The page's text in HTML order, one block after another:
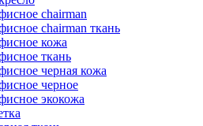
chairman
chairman ткань
кожа
ткань
черная кожа
черное
экокожа